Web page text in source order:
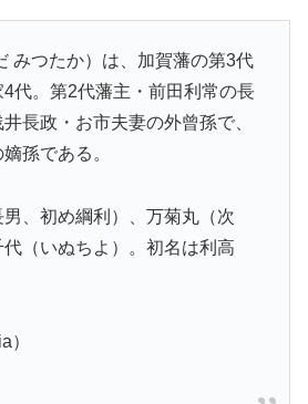
みつたか）は、加賀藩の第3代
代。第2代藩主・前田利常の長
長政・お市夫妻の外曾孫で、
孫である。
、初め綱利）、万菊丸（次
（いぬちよ）。初名は利高
）